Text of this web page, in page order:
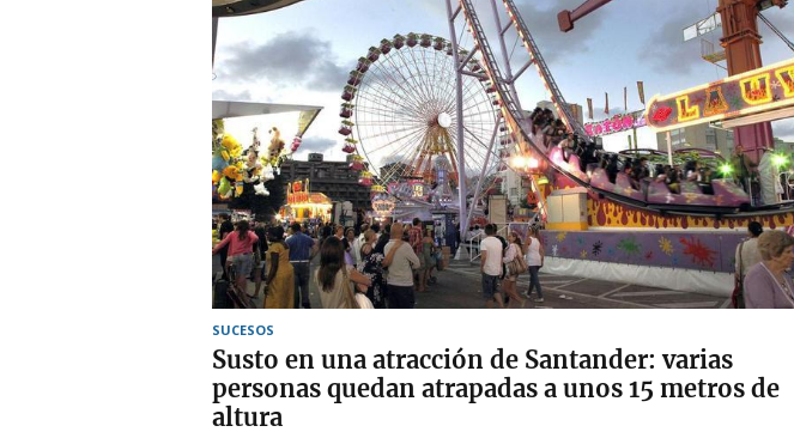
SUCESOS
Susto en una atracción de Santander: varias
personas quedan atrapadas a unos 15 metros de
altura